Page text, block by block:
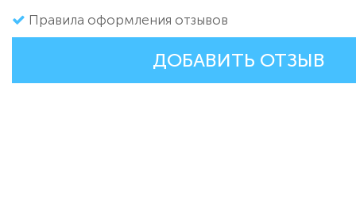
Правила оформления отзывов
ДОБАВИТЬ ОТЗЫВ